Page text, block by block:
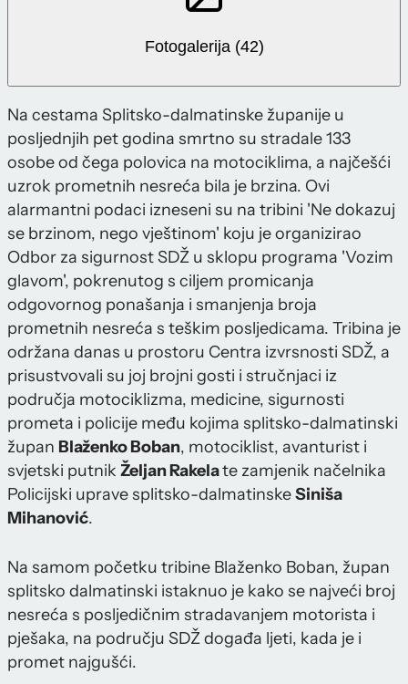
Fotogalerija (42)
Na cestama Splitsko-dalmatinske županije u
posljednjih pet godina smrtno su stradale 133
osobe od čega polovica na motociklima, a najčešći
uzrok prometnih nesreća bila je brzina. Ovi
alarmantni podaci izneseni su na tribini 'Ne dokazuj
se brzinom, nego vještinom' koju je organizirao
Odbor za sigurnost SDŽ u sklopu programa 'Vozim
glavom', pokrenutog s ciljem promicanja
odgovornog ponašanja i smanjenja broja
prometnih nesreća s teškim posljedicama. Tribina je
održana danas u prostoru Centra izvrsnosti SDŽ, a
prisustvovali su joj brojni gosti i stručnjaci iz
područja motociklizma, medicine, sigurnosti
prometa i policije među kojima splitsko-dalmatinski
župan Blaženko Boban, motociklist, avanturist i
svjetski putnik Željan Rakelate zamjenik načelnika
Policijski uprave splitsko-dalmatinskeSiniša
Mihanović.
Na samom početku tribine Blaženko Boban, župan
splitsko dalmatinski istaknuo je kako se najveći broj
nesreća s posljedičnim stradavanjem motorista i
pješaka, na području SDŽ događa ljeti, kada je i
promet najgušći.